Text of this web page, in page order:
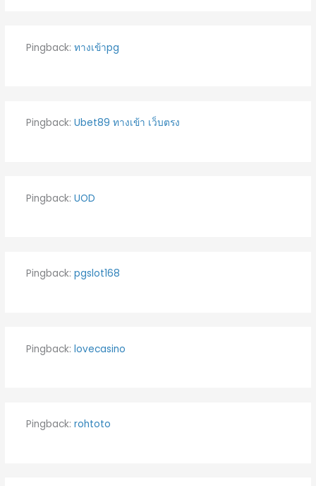
Pingback: ทางเข้าpg
Pingback: Ubet89 ทางเข้า เว็บตรง
Pingback: UOD
Pingback: pgslot168
Pingback: lovecasino
Pingback: rohtoto